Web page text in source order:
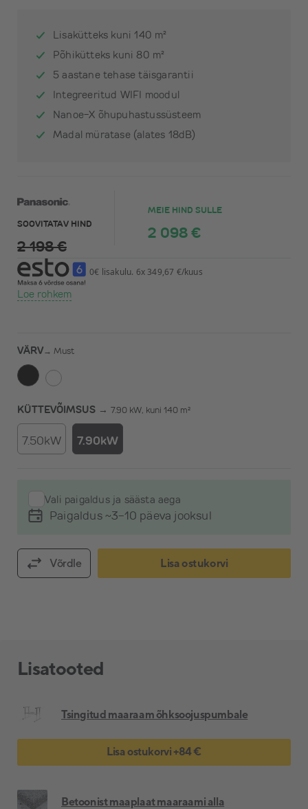
Lisakütteks kuni 140 m²
Põhikütteks kuni 80 m²
5 aastane tehase täisgarantii
Integreeritud WIFI moodul
Nanoe-X õhupuhastussüsteem
Madal müratase (alates 18dB)
SOOVITATAV HIND
2 198 €
MEIE HIND SULLE
2 098 €
0€ lisakulu. 6x 349,67 €/kuus
Loe rohkem
VÄRV→ Must
KÜTTEVÕIMSUS → 7.90 kW, kuni 140 m²
7.50kW 7.90kW
Vali paigaldus ja säästa aega
Paigaldus ~3-10 päeva jooksul
Võrdle Lisa ostukorvi
Lisatooted
Tsingitud maaraam õhksoojuspumbale
Lisa ostukorvi+84 €
Betoonist maaplaat maaraami alla